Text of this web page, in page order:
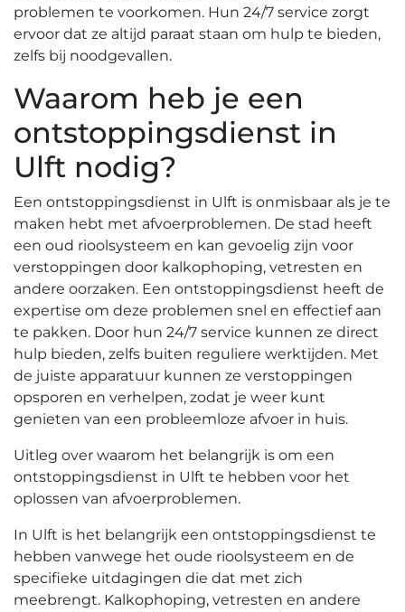
problemen te voorkomen.​ Hun 24/7 service zorgt
ervoor dat ze altijd paraat staan om hulp te bieden,
zelfs bij noodgevallen.​
Waarom heb je een
ontstoppingsdienst in
Ulft nodig?​
Een ontstoppingsdienst in Ulft is onmisbaar als je te
maken hebt met afvoerproblemen. De stad heeft
een oud rioolsysteem en kan gevoelig zijn voor
verstoppingen door kalkophoping, vetresten en
andere oorzaken.​ Een ontstoppingsdienst heeft de
expertise om deze problemen snel en effectief aan
te pakken.​ Door hun 24/7 service kunnen ze direct
hulp bieden, zelfs buiten reguliere werktijden.​ Met
de juiste apparatuur kunnen ze verstoppingen
opsporen en verhelpen, zodat je weer kunt
genieten van een probleemloze afvoer in huis.​
Uitleg over waarom het belangrijk is om een
ontstoppingsdienst in Ulft te hebben voor het
oplossen van afvoerproblemen.
In Ulft is het belangrijk een ontstoppingsdienst te
hebben vanwege het oude rioolsysteem en de
specifieke uitdagingen die dat met zich
meebrengt.​ Kalkophoping, vetresten en andere